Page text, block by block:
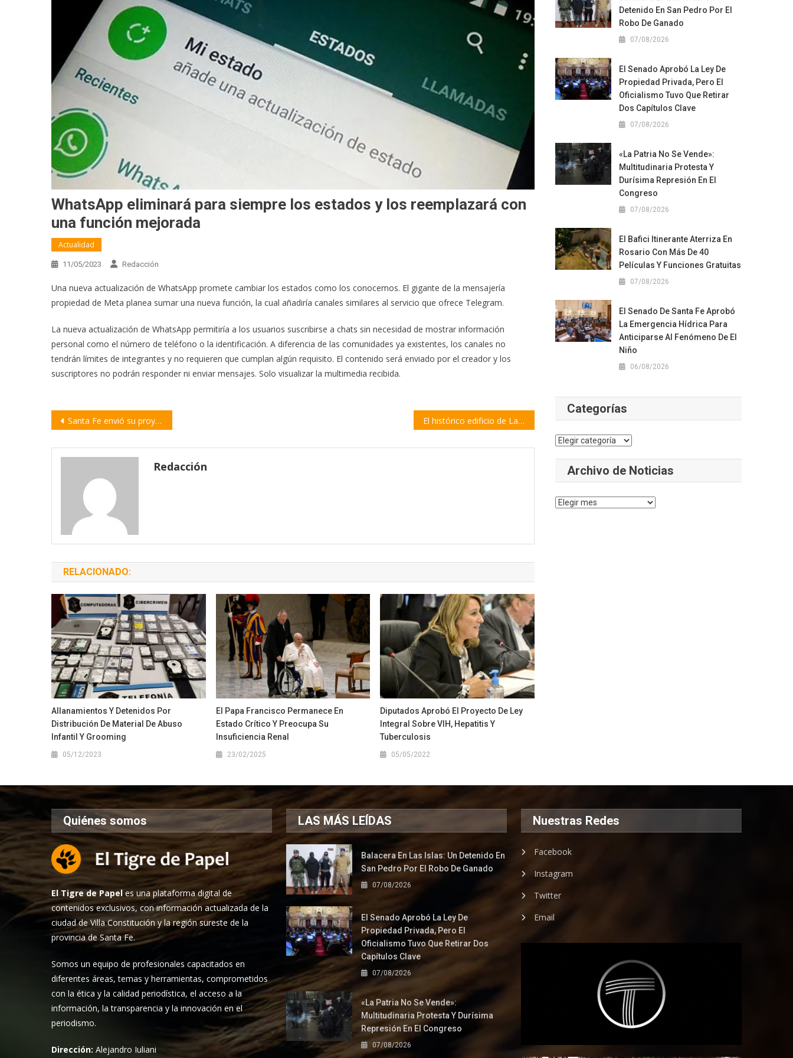
WhatsApp eliminará para siempre los estados y los reemplazará con
una función mejorada
Actualidad
11/05/2023 Redacción
Una nueva actualización de WhatsApp promete cambiar los estados como los conocemos. El gigante de la mensajería
propiedad de Meta planea sumar una nueva función, la cual añadiría canales similares al servicio que ofrece Telegram.
La nueva actualización de WhatsApp permitiría a los usuarios suscribirse a chats sin necesidad de mostrar información
personal como el número de teléfono o la identificación. A diferencia de las comunidades ya existentes, los canales no
tendrán límites de integrantes y no requieren que cumplan algún requisito. El contenido será enviado por el creador y los
suscriptores no podrán responder ni enviar mensajes. Solo visualizar la multimedia recibida.
Navegación
entradas
Santa Fe envió su proyecto para adherir a la Ley Nacional de Alcohol Cero al Volante El histórico edificio de La Favorita reabrirá sus puertas el viernes 19 de mayo
Redacción
RELACIONADO:
Allanamientos Y Detenidos Por
Distribución De Material De Abuso
Infantil Y Grooming
05/12/2023
El Papa Francisco Permanece En
Estado Crítico Y Preocupa Su
Insuficiencia Renal
23/02/2025
Diputados Aprobó El Proyecto De Ley
Integral Sobre VIH, Hepatitis Y
Tuberculosis
05/05/2022
Detenido En San Pedro Por El
Robo De Ganado
07/08/2026
El Senado Aprobó La Ley De
Propiedad Privada, Pero El
Oficialismo Tuvo Que Retirar
Dos Capítulos Clave
07/08/2026
«La Patria No Se Vende»:
Multitudinaria Protesta Y
Durísima Represión En El
Congreso
07/08/2026
El Bafici Itinerante Aterriza En
Rosario Con Más De 40
Películas Y Funciones Gratuitas
07/08/2026
El Senado De Santa Fe Aprobó
La Emergencia Hídrica Para
Anticiparse Al Fenómeno De El
Niño
06/08/2026
Categorías
Categorías
Archivo de Noticias
Archivo
Quiénes somos
El Tigre de Papel es una plataforma digital de
contenidos exclusivos, con información actualizada de la
ciudad de Villa Constitución y la región sureste de la
provincia de Santa Fe.
Somos un equipo de profesionales capacitados en
diferentes áreas, temas y herramientas, comprometidos
con la ética y la calidad periodística, el acceso a la
información, la transparencia y la innovación en el
periodismo.
Dirección:Alejandro Iuliani
LAS MÁS LEÍDAS
Balacera En Las Islas: Un Detenido En
San Pedro Por El Robo De Ganado
07/08/2026
El Senado Aprobó La Ley De
Propiedad Privada, Pero El
Oficialismo Tuvo Que Retirar Dos
Capítulos Clave
07/08/2026
«La Patria No Se Vende»:
Multitudinaria Protesta Y Durísima
Represión En El Congreso
07/08/2026
Nuestras Redes
Facebook
Instagram
Twitter
Email